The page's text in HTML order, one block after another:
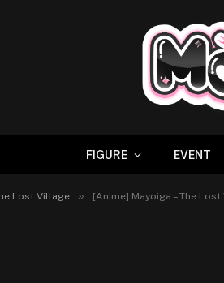
FIGURE EVENT
Lost Village » [Anime] Mayoiga – The